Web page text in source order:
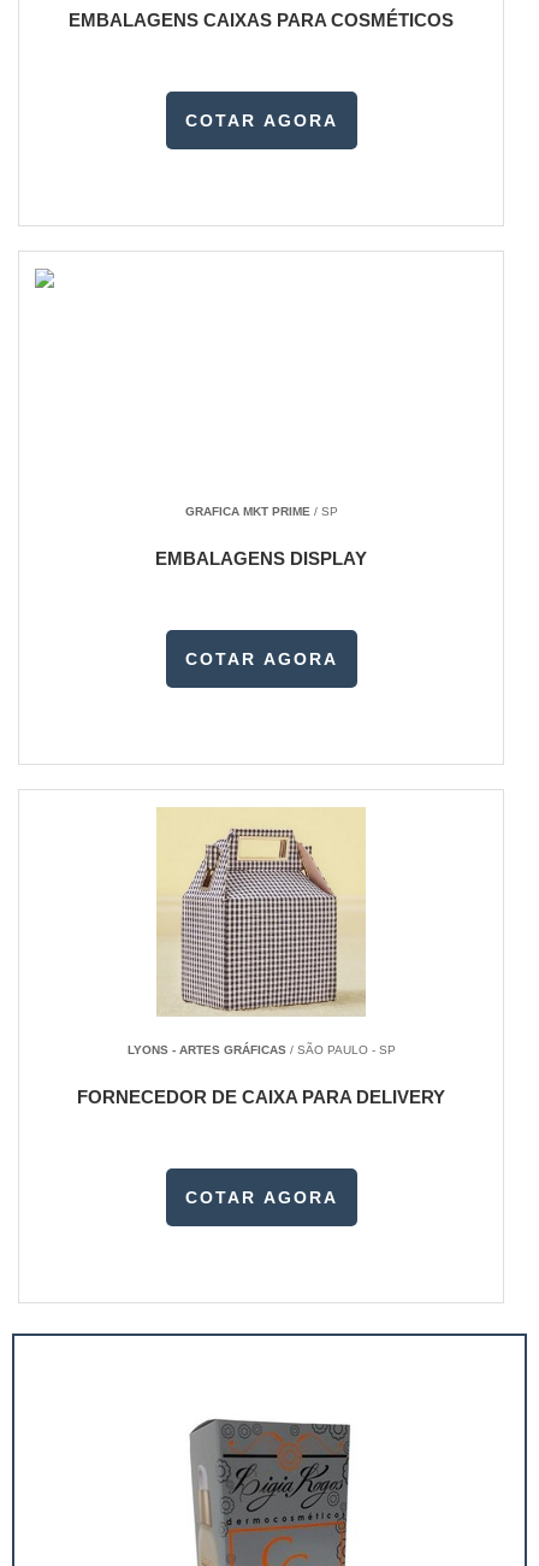
EMBALAGENS CAIXAS PARA COSMÉTICOS
COTAR AGORA
GRAFICA MKT PRIME/ SP
EMBALAGENS DISPLAY
COTAR AGORA
LYONS - ARTES GRÁFICAS/ SÃO PAULO - SP
FORNECEDOR DE CAIXA PARA DELIVERY
COTAR AGORA